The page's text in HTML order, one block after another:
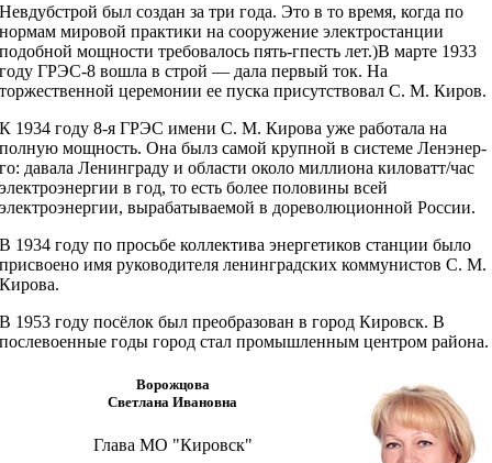
Невдубстрой был создан за три года. Это в то время, когда по
нормам мировой практики на сооружение электростанции
подобной мощности требовалось пять-гпесть лет.)В марте 1933
году ГРЭС-8 вошла в строй — дала первый ток. На
торжественной церемонии ее пуска присутствовал С. М. Киров.
К 1934 году 8-я ГРЭС имени С. М. Кирова уже работала на
полную мощность. Она былз самой крупной в системе Ленэнер-
го: давала Ленинграду и области около миллиона киловатт/час
электроэнергии в год, то есть более половины всей
электроэнергии, вырабатываемой в дореволюционной России.
В 1934 году по просьбе коллектива энергетиков станции было
присвоено имя руководителя ленинградских коммунистов С. М.
Кирова.
В 1953 году посёлок был преобразован в город Кировск. В
послевоенные годы город стал промышленным центром района.
Ворожцова
Светлана Ивановна
Глава МО "Кировск"